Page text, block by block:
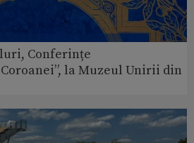
Conferințe
la Muzeul Unirii din